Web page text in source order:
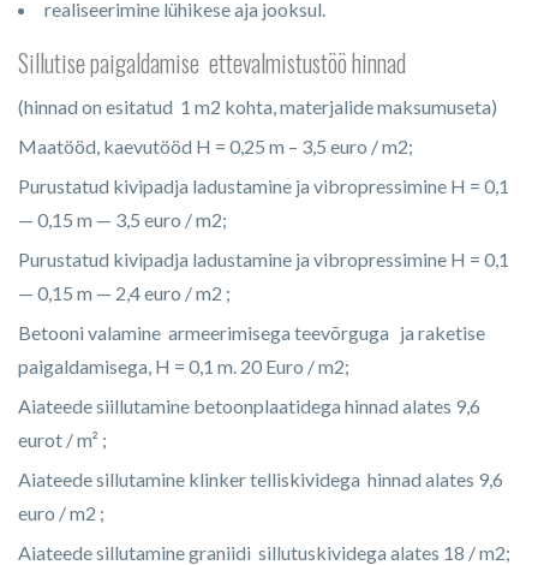
realiseerimine lühikese aja jooksul.
Sillutise paigaldamise ettevalmistustöö hinnad
(hinnad on esitatud 1 m2 kohta, materjalide maksumuseta)
Maatööd, kaevutööd H = 0,25 m – 3,5 euro / m2;
Purustatud kivipadja ladustamine ja vibropressimine H = 0,1
— 0,15 m — 3,5 euro / m2;
Purustatud kivipadja ladustamine ja vibropressimine H = 0,1
— 0,15 m — 2,4 euro / m2 ;
Betooni valamine armeerimisega teevõrguga ja raketise
paigaldamisega, H = 0,1 m. 20 Euro / m2;
Aiateede siillutamine betoonplaatidega hinnad alates 9,6
eurot / m² ;
Aiateede sillutamine klinker telliskividega hinnad alates 9,6
euro / m2 ;
Aiateede sillutamine graniidi sillutuskividega alates 18 / m2;